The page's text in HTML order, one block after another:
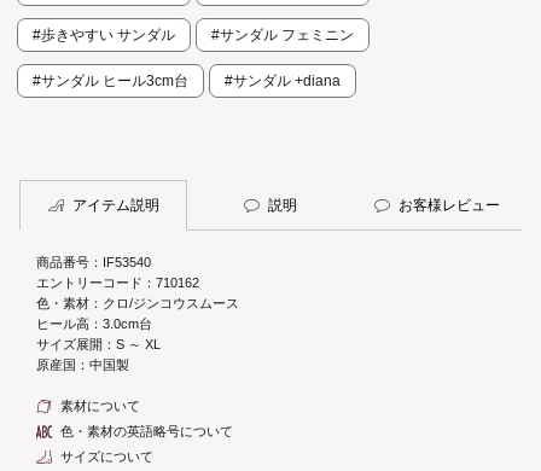
#歩きやすい サンダル #サンダル フェミニン
#サンダル ヒール3cm台 #サンダル +diana
アイテム説明 説明 お客様レビュー
商品番号：IF53540
エントリーコード：710162
色・素材：クロ/ジンコウスムース
ヒール高：3.0cm台
サイズ展開：S ～ XL
原産国：中国製
素材について
色・素材の英語略号について
サイズについて